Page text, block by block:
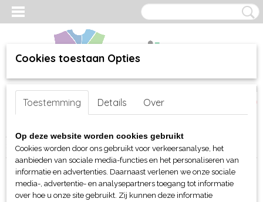
Inloggen Registreren
(0)
Home >webshop>Bed-, Bad-, Keuken en Tafellinnen
> BearDream Coral fleece lounge pullover
Cookies toestaan Opties
Toestemming Details Over
Op deze website worden cookies gebruikt
Cookies worden door ons gebruikt voor verkeersanalyse, het
aanbieden van sociale media-functies en het personaliseren van
informatie en advertenties. Daarnaast verlenen we onze sociale
media-, advertentie- en analysepartners toegang tot informatie
over hoe u onze site gebruikt. Zij kunnen deze informatie